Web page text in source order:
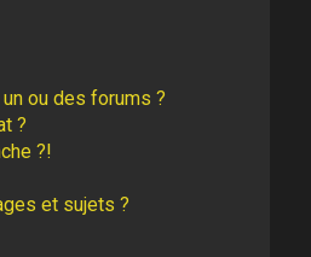
ou des forums ?
?
?!
et sujets ?